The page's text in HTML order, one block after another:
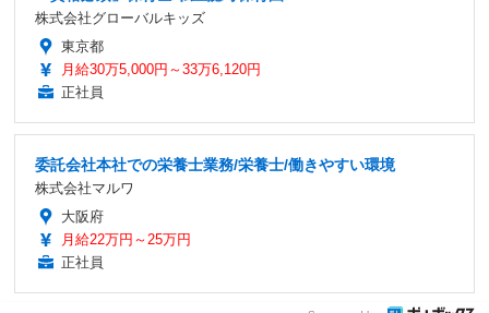
株式会社グローバルキッズ
東京都
月給30万5,000円～33万6,120円
正社員
委託会社本社での栄養士業務/栄養士/働きやすい環境
株式会社マルワ
大阪府
月給22万円～25万円
正社員